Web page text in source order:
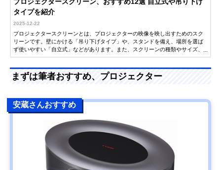
タイプを紹介
2025-12-22
プロジェクタースクリーンとは、プロジェクターの映像を映し出すためのスク
リーンです。壁にかける「吊り下げタイプ」や、スタンドを備え、場所を選ば
ず使いやすい「自立式」などがあります。また、スクリーンの種類やサイズ、
ーンは、値段だけでなく用途にあったものを選びたいものです。そこで今回
は、プロジェクタースクリーンのおすすめ人気商品を紹介します。ぜひ参考に
まずは筆者おすすめ、プロジェクター
安蔵さんおすすめ